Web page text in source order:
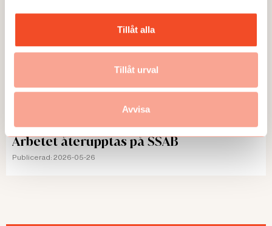
Tillåt alla
Tillåt urval
Avvisa
NYHETER
Arbetet återupptas på SSAB
Publicerad: 2026-05-26